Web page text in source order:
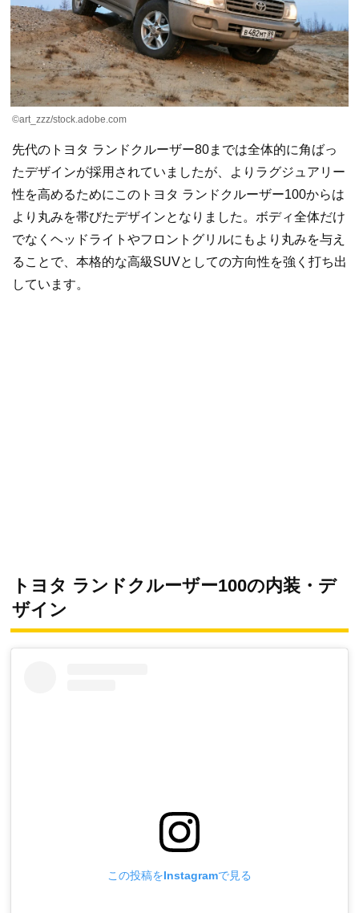
©art_zzz/stock.adobe.com
先代のトヨタ ランドクルーザー80までは全体的に角ばっ
たデザインが採用されていましたが、よりラグジュアリー
性を高めるためにこのトヨタ ランドクルーザー100からは
より丸みを帯びたデザインとなりました。ボディ全体だけ
でなくヘッドライトやフロントグリルにもより丸みを与え
ることで、本格的な高級SUVとしての方向性を強く打ち出
しています。
トヨタ ランドクルーザー100の内装・デ
ザイン
この投稿をInstagramで見る